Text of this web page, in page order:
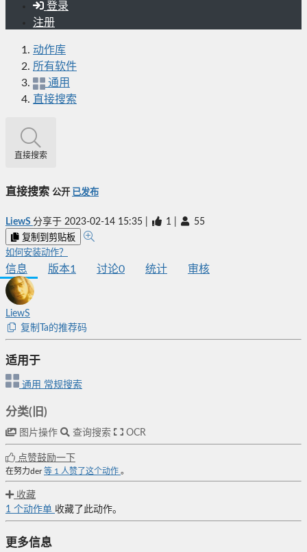
登录
注册
动作库
所有软件
通用
直接搜索
直接搜索
直接搜索 公开 已发布
LiewS 分享于 2023-02-14 15:35 1 55
复制到剪贴板
如何安装动作？
信息 版本1 讨论0 统计 审核
LiewS
复制Ta的推荐码
适用于
通用 常规搜索
分类(旧)
图片操作 查询搜索 OCR
点赞鼓励一下
在努力der 等 1 人赞了这个动作 。
收藏
1 个动作单 收藏了此动作。
更多信息